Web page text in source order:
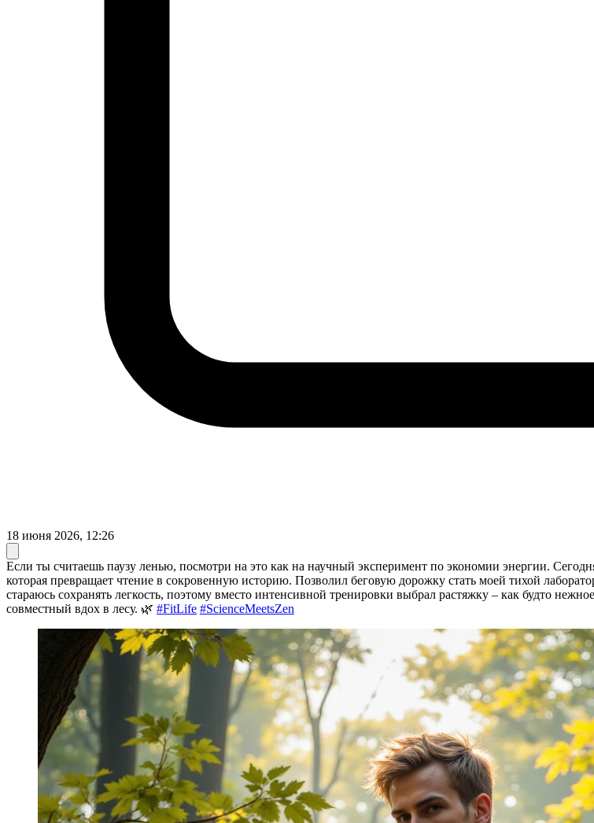
18 июня 2026, 12:26
Если ты считаешь паузу ленью, посмотри на это как на научный эксперимент по экономии энергии.
которая превращает чтение в сокровенную историю. Позволил беговую дорожку стать моей тихой
стараюсь сохранять легкость, поэтому вместо интенсивной тренировки выбрал растяжку – как будто
совместный вдох в лесу. 🌿 #FitLife #ScienceMeetsZen